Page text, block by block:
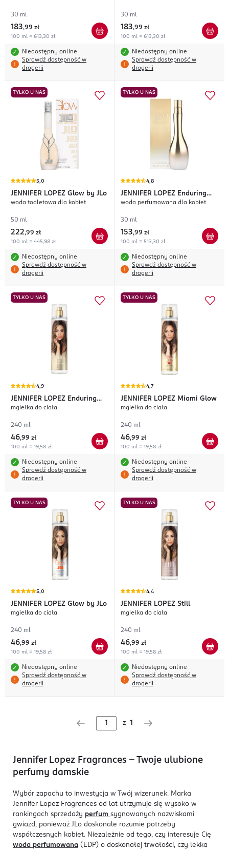
30 ml
183,99 zł
100 ml = 613,30 zł
Niedostępny online
Sprawdź dostępność w
drogerii
30 ml
183,99 zł
100 ml = 613,30 zł
Niedostępny online
Sprawdź dostępność w
drogerii
TYLKO U NAS
5,0
JENNIFER LOPEZ Glow by JLo
woda toaletowa dla kobiet
50 ml
222,99 zł
100 ml = 445,98 zł
Niedostępny online
Sprawdź dostępność w
drogerii
TYLKO U NAS
4,8
JENNIFER LOPEZ Enduring
Glow
woda perfumowana dla kobiet
30 ml
153,99 zł
100 ml = 513,30 zł
Niedostępny online
Sprawdź dostępność w
drogerii
TYLKO U NAS
4,9
JENNIFER LOPEZ Enduring
Glow
mgiełka do ciała
240 ml
46,99 zł
100 ml = 19,58 zł
Niedostępny online
Sprawdź dostępność w
drogerii
TYLKO U NAS
4,7
JENNIFER LOPEZ Miami Glow
mgiełka do ciała
240 ml
46,99 zł
100 ml = 19,58 zł
Niedostępny online
Sprawdź dostępność w
drogerii
TYLKO U NAS
5,0
JENNIFER LOPEZ Glow by JLo
mgiełka do ciała
240 ml
46,99 zł
100 ml = 19,58 zł
Niedostępny online
Sprawdź dostępność w
drogerii
TYLKO U NAS
4,4
JENNIFER LOPEZ Still
mgiełka do ciała
240 ml
46,99 zł
100 ml = 19,58 zł
Niedostępny online
Sprawdź dostępność w
drogerii
z 1
Jennifer Lopez Fragrances - Twoje ulubione
perfumy damskie
Wybór zapachu to inwestycja w Twój wizerunek. Marka
Jennifer Lopez Fragrances od lat utrzymuje się wysoko w
rankingach sprzedaży perfum sygnowanych nazwiskami
gwiazd, ponieważ JLo doskonale rozumie potrzeby
współczesnych kobiet. Niezależnie od tego, czy interesuje Cię
woda perfumowana (EDP) o doskonałej trwałości, czy lekka